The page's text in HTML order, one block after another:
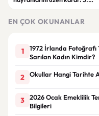
EN ÇOK OKUNANLAR
1
1972 İrlanda Fotoğrafı
Sarılan Kadın Kimdir?
2 Okullar Hangi Tarihte
3
2026 Ocak Emeklilik
Bilgileri